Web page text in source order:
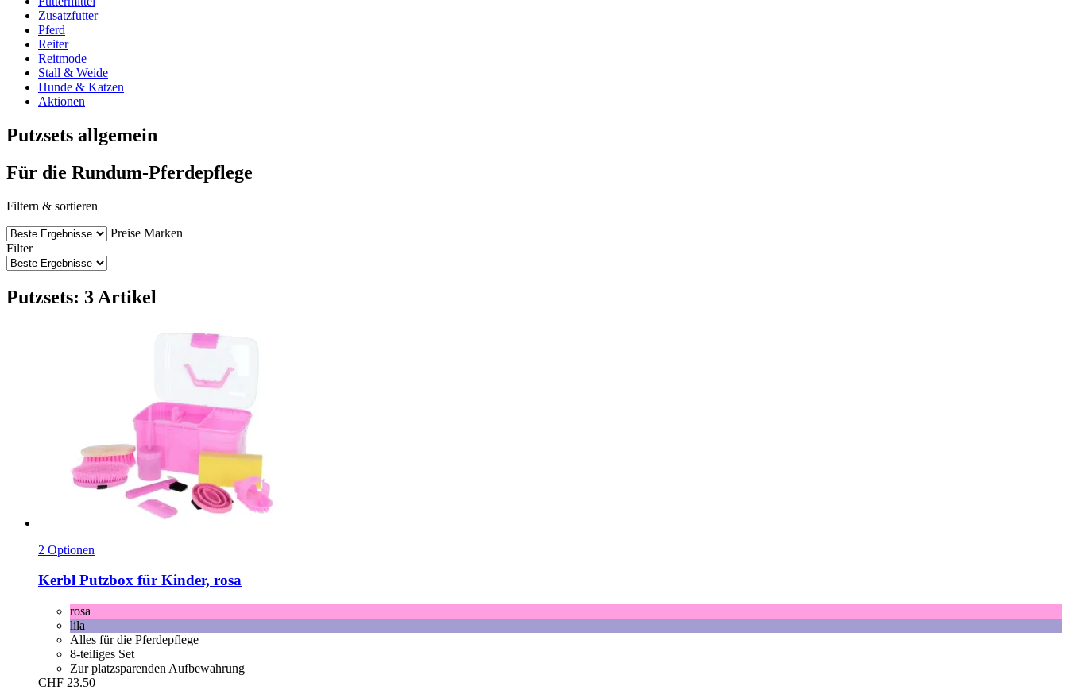
Zusatzfutter
Pferd
Reiter
Reitmode
Stall & Weide
Hunde & Katzen
Aktionen
Putzsets allgemein
Für die Rundum-Pferdepflege
Filtern & sortieren
Preise Marken
Filter
Putzsets: 3 Artikel
2 Optionen
Kerbl Putzbox für Kinder, rosa
rosa
lila
Alles für die Pferdepflege
8-teiliges Set
Zur platzsparenden Aufbewahrung
CHF 23.50